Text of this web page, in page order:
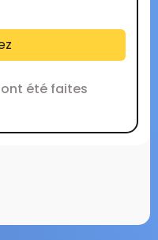
été faites